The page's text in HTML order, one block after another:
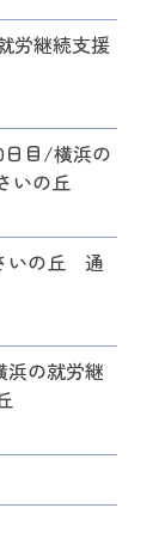
労継続支援
目/横浜の
いの丘
の就労継